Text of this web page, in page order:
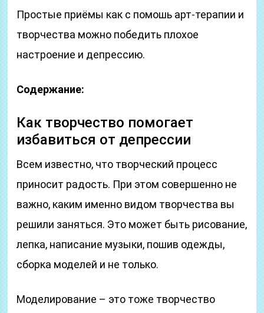
Простые приёмы как с помошь арт-терапии и
творчества можно победить плохое
настроение и депрессию.
Содержание:
Как творчество помогает
избавиться от депрессии
Всем известно, что творческий процесс
приносит радость. При этом совершенно не
важно, каким именно видом творчества вы
решили заняться. Это может быть рисование,
лепка, написание музыки, пошив одежды,
сборка моделей и не только.
Моделирование – это тоже творчество